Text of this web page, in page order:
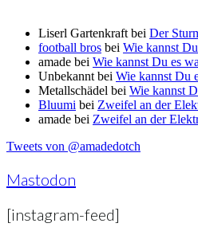
Liserl Gartenkraft bei Der
football bros bei Wie kannst
amade bei Wie kannst Du es
Unbekannt bei Wie kannst Du
Metallschädel bei Wie kannst
Bluumi bei Zweifel an der
amade bei Zweifel an der
Tweets von @amadedotch
Mastodon
[instagram-feed]